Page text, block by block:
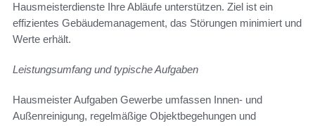
Hausmeisterdienste Ihre Abläufe unterstützen. Ziel ist ein
effizientes Gebäudemanagement, das Störungen minimiert und
Werte erhält.
Leistungsumfang und typische Aufgaben
Hausmeister Aufgaben Gewerbe umfassen Innen- und
Außenreinigung, regelmäßige Objektbegehungen und